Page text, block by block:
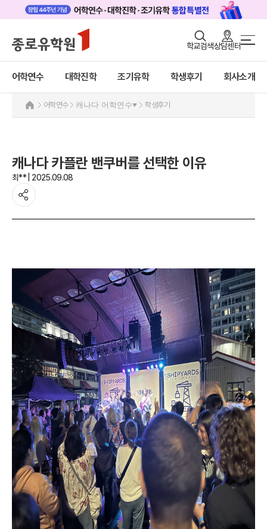
학교검색상담센터
어학연수 대학진학 조기유학 학생후기 회사소개
로그인 회원가입
어학연수
대학진학
조기/캠프
고객서비스
유학가이드
미국
캐나다
학생후기
뉴질랜드
어학연수 정보
어학연수 캐나다 어학연수 학생후기
캐나다 카플란 밴쿠버를 선택한 이유
최** | 2025.09.08